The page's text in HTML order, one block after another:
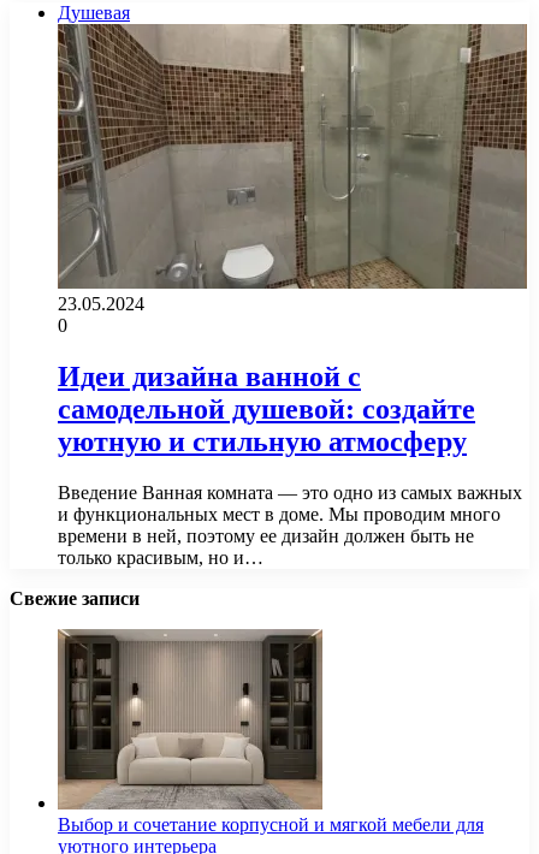
Душевая
23.05.2024
0
Идеи дизайна ванной с
самодельной душевой: создайте
уютную и стильную атмосферу
Введение Ванная комната — это одно из самых важных
и функциональных мест в доме. Мы проводим много
времени в ней, поэтому ее дизайн должен быть не
только красивым, но и…
Свежие записи
Выбор и сочетание корпусной и мягкой мебели для
уютного интерьера